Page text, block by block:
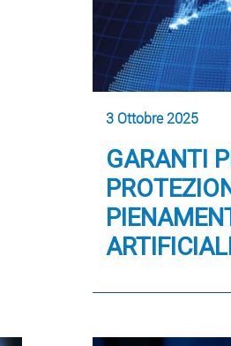
3 Ottobre 2025
GARANTI